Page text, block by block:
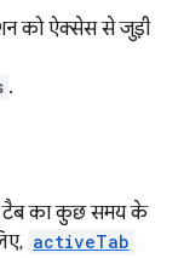
को ऐक्सेस से जुड़ी
.
टैब का कुछ समय के
activeTab